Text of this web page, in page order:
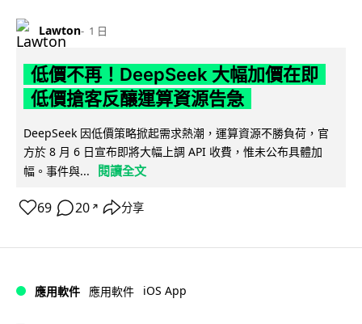
Lawton 1 日
低價不再！DeepSeek 大幅加價在即
低價搶客反釀運算資源告急
DeepSeek 因低價策略掀起需求熱潮，運算資源不勝負荷，官
方於 8 月 6 日宣布即將大幅上調 API 收費，惟未公布具體加
幅。事件與...
閱讀全文
69 20 ↗ 分享
應用軟件 應用軟件 iOS App